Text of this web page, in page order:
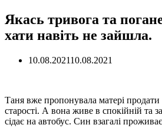
Якась тривога та
хати навіть не зайшла.
10.08.202110.08.2021
Таня вже пропонувала матері продати
старості. А вона живе в спокійній та
сідає на автобус. Син взагалі